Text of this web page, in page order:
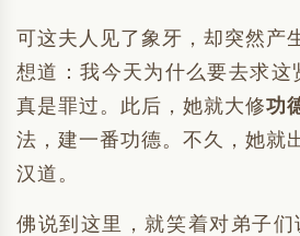
可这夫人见了象牙，却突然产
想道：我今天为什么要去求这
真是罪过。此后，她就大修功
法，建一番功德。不久，她就
汉道。
佛说到这里，就笑着对弟子们